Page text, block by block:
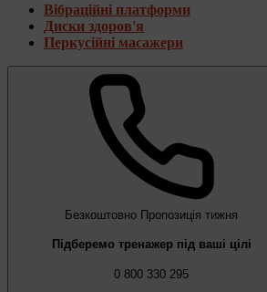
Вібраційні платформи
Диски здоров'я
Перкусійні масажери
Безкоштовно Пропозиція тижня
Підберемо тренажер під ваші цілі
0 800 330 295